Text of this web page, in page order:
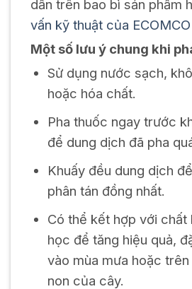
dẫn trên bao bì sản phẩm
vấn kỹ thuật của ECOMCO
Một số lưu ý chung khi
Sử dụng nước sạch,
hoặc hóa chất.
Pha thuốc ngay trước
để dung dịch đã pha
Khuấy đều dung dịch
phân tán đồng nhất.
Có thể kết hợp với chất
học để tăng hiệu quả,
vào mùa mưa hoặc
non của cây.